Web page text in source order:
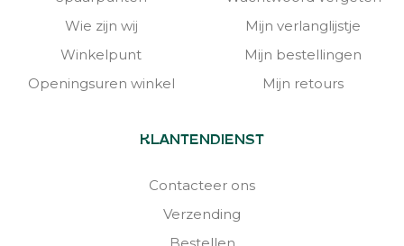
Wie zijn wij
Winkelpunt
Openingsuren winkel
Mijn verlanglijstje
Mijn bestellingen
Mijn retours
KLANTENDIENST
Contacteer ons
Verzending
Bestellen